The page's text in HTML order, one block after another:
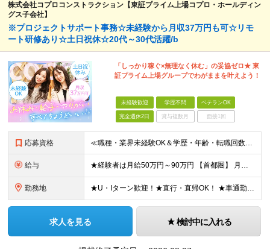
株式会社コプロコンストラクション【東証プライム上場コプロ・ホールディン
グス子会社】
※プロジェクトサポート事務☆未経験から月収37万円も可☆リモ
ート研修あり☆土日祝休☆20代～30代活躍/b
「しっかり稼ぐ×無理なく休む」の妥協ゼロ★ 東
証プライム上場グループでわがままを叶えよう！
未経験歓迎 学歴不問 ベテランOK
完全週休2日 賞与複数月 面接1回
応募資格 ≪職種・業界未経験OK＆学歴・年齢・転職回数不問≫ ◆第二新卒歓迎 ◆社会人経験不問 ◆資格不問 ※新卒の方もご応募可能！ （待遇・募集要項等は別途ご案内いたします） ※入社時期は柔軟に対応します！半
給与 ★経験者は月給50万円～90万円 【首都圏】 月給30万1230円〜 ⇒基本22万7000円+地域6万4230円+皆勤1万円 【群馬/栃木/茨城】 月給28万1090円〜 ⇒基本23万4000円+
勤務地 ★U・Iターン歓迎！★直行・直帰OK！ ★車通勤可能のエリアもあり！★出張なしの働き方も可能 全国47都道府県の各プロジェクト（転勤なし！勤務地に対する希望も実現可能！） 「自宅から1時間以内で通え
求人を見る 検討中に入れる